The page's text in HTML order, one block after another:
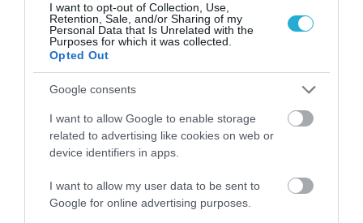
I want to opt-out of Collection, Use,
Retention, Sale, and/or Sharing of my
Personal Data that Is Unrelated with the
Purposes for which it was collected.
Opted Out
Google consents
I want to allow Google to enable storage
related to advertising like cookies on web or
device identifiers in apps.
I want to allow my user data to be sent to
Google for online advertising purposes.